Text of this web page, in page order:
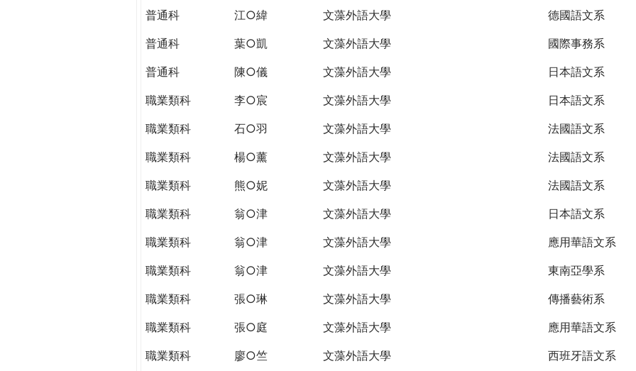
普通科
江○緯 文藻外語大學
德國語文系
普通科
葉○凱 文藻外語大學
國際事務系
普通科
陳○儀 文藻外語大學
日本語文系
職業類科
李○宸 文藻外語大學
日本語文系
職業類科
石○羽 文藻外語大學
法國語文系
職業類科
楊○薰 文藻外語大學
法國語文系
職業類科
熊○妮 文藻外語大學
法國語文系
職業類科
翁○津 文藻外語大學
日本語文系
職業類科
翁○津 文藻外語大學
應用華語文系
職業類科
翁○津 文藻外語大學
東南亞學系
職業類科
張○琳 文藻外語大學
傳播藝術系
職業類科
張○庭 文藻外語大學
應用華語文系
職業類科
廖○竺 文藻外語大學 西班牙語文系